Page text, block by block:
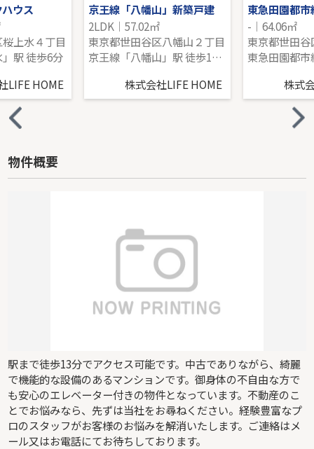
ウス
上水４丁目
駅 徒歩6分
LIFE HOME
京王線「八幡山」新築戸建
2LDK｜57.02㎡
東京都世田谷区八幡山２丁目
京王線「八幡山」駅 徒歩11分
株式会社LIFE HOME
-｜64.06㎡
東京都世田
株式
物件概要
駅まで徒歩13分でアクセス可能です。中古でありながら、綺麗
で機能的な設備のあるマンションです。御身体の不自由な方で
も安心のエレベーター付きの物件となっています。不動産のこ
とでお悩みなら、先ずは当社をお尋ねください。経験豊富なプ
ロのスタッフがお客様のお悩みを解消いたします。ご連絡はメ
ール又はお電話にてお待ちしております。